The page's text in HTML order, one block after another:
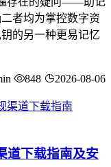
者均为掌控数字资
的另一种更易记忆
848 2026-08-06
道下载指南及安